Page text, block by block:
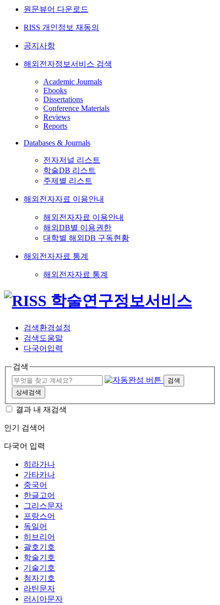
원문뷰어 다운로드
RISS 개인정보 재동의
공지사항
해외전자정보서비스 검색
Academic Journals
Ebooks
Dissertations
Conference Materials
Reviews
Reports
Databases & Journals
전자저널 리스트
학술DB 리스트
주제별 리스트
해외전자자료 이용안내
해외전자자료 이용안내
해외DB별 이용권한
대학별 해외DB 구독현황
해외전자자료 통계
해외전자자료 통계
검색환경설정
검색도움말
다국어입력
검색
검색
상세검색
결과 내 재검색
인기 검색어
다국어 입력
히라가나
가타카나
중국어
한글고어
그리스문자
프랑스어
독일어
히브리어
괄호기호
학술기호
기술기호
첨자기호
라틴문자
러시아문자